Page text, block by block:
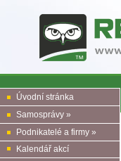
Úvodní stránka
Samosprávy »
Podnikatelé a firmy »
Kalendář akcí